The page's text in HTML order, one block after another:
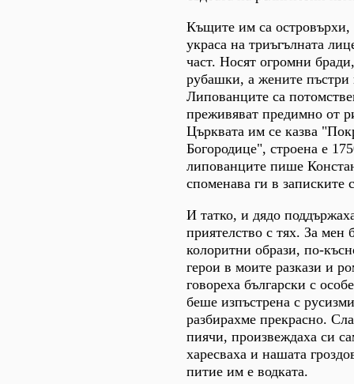
Къщите им са островърхи,
украса на триъгълната
част. Носят огромни
рубашки, а жените
Липованците са
преживяват предимно от
Църквата им се казва
Богородице", строена е
липованците пише
споменава ги в
И татко, и дядо
приятелство с тях. За мен
колоритни образи, по-
герои в моите разкази и
говореха български с
беше изпъстрена с
разбирахме прекрасно.
пиячи, произвеждаха си
харесваха и нашата
питие им е водката.